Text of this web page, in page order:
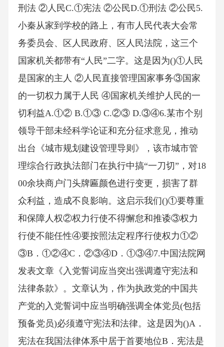
刑法 ②人民C.①宪法 ②公民D.①刑法 ②公民5.
小秦从家到学校的路上，有市人民代表大会常
务委员会、区人民政府、区人民法院，这三个
国家机关都带有“人民”二字。这是因为()①人民
是国家的主人 ②人民直接管理国家事务③国家
的一切权力属于人民 ④国家机关维护人民的一
切利益A.①② B.①③ C.②③ D.③④6.某市个别
领导干部未经科学论证和充分征求意见，推动
出台《城市规划建设管理导则》，该市城市管
理综合行政执法部门在执行中搞“一刀切”，对18
00余块商户门头牌匾颜色进行变更，损害了群
众利益，造成不良影响。这启示我们()①要尊重
和保障人权②权力行使不得懈怠和推诿③权力
行使不能任性④要按照法定程序行使权力①②
③B．①②④C．②③④D．①③④7.中国法院网
发表文章《入党誓词应当突出强调遵守宪法和
法律条款》。文章认为，作为执政党的中国共
产党的入党誓词中应当明确强调全体党员(包括
预备党员)必须遵守宪法和法律。这是因为()A．
宪法在我国法律体系中居于首要地位B．宪法是